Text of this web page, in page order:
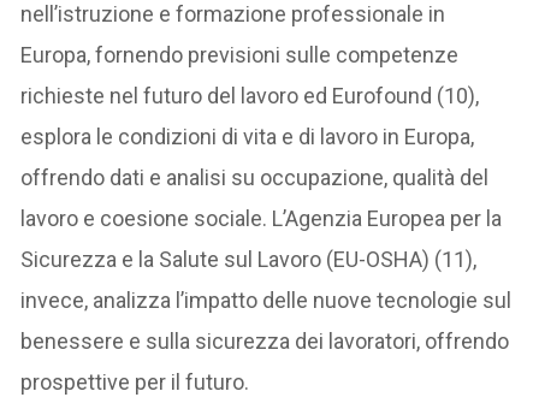
nell’istruzione e formazione professionale in
Europa, fornendo previsioni sulle competenze
richieste nel futuro del lavoro ed Eurofound (10),
esplora le condizioni di vita e di lavoro in Europa,
offrendo dati e analisi su occupazione, qualità del
lavoro e coesione sociale. L’Agenzia Europea per la
Sicurezza e la Salute sul Lavoro (EU-OSHA) (11),
invece, analizza l’impatto delle nuove tecnologie sul
benessere e sulla sicurezza dei lavoratori, offrendo
prospettive per il futuro.